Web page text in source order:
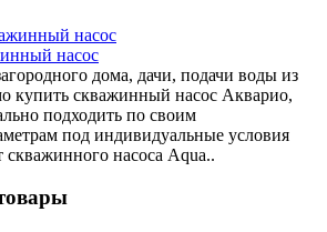
насос
дома, дачи, подачи воды из
купить скважинный насос Акварио,
подходить по своим
под индивидуальные условия
скважинного насоса Aqua..